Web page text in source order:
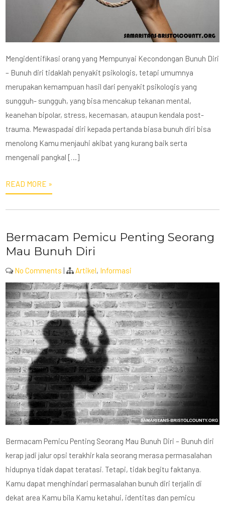
Mengidentifikasi orang yang Mempunyai Kecondongan Bunuh Diri
– Bunuh diri tidaklah penyakit psikologis, tetapi umumnya
merupakan kemampuan hasil dari penyakit psikologis yang
sungguh- sungguh, yang bisa mencakup tekanan mental,
keanehan bipolar, stress, kecemasan, ataupun kendala post-
trauma. Mewaspadai diri kepada pertanda biasa bunuh diri bisa
menolong Kamu menjauhi akibat yang kurang baik serta
mengenali pangkal […]
READ MORE »
Bermacam Pemicu Penting Seorang
Mau Bunuh Diri
No Comments | Artikel, Informasi
Bermacam Pemicu Penting Seorang Mau Bunuh Diri – Bunuh diri
kerap jadi jalur opsi terakhir kala seorang merasa permasalahan
hidupnya tidak dapat teratasi. Tetapi, tidak begitu faktanya.
Kamu dapat menghindari permasalahan bunuh diri terjalin di
dekat area Kamu bila Kamu ketahui, identitas dan pemicu